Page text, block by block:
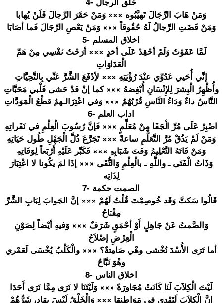
وَمَنْ هَابَ الرِّجَالَ تَهيَّبُوه ××× وَمَنْ حَقَرَ الرِّجالَ فَلَنْ يُهابا
وَمَنْ قَضَتِ الرِّجالُ لَهُ حُقُوقاً ××× وَمَنْ يَعْصِ الرِّجَالَ فَما أصَابَا
5- اخلاق المسلم
لَمَّا عَفَوْتُ وَلَمْ أحْقِدْ عَلَى أحَدٍ ××× أرَحْتُ نَفْسِي مِنْ هَمِّ
الْعَدَاوَاتِ
إنِّي أُحَيي عَدُوِّي عنْدَ رُؤْيَتِهِ ××× لأِدْفَعَ الشَّرَّ عَنِّي بِالتَّحِيَّاتِ
وأُظْهِرُ الْبِشرَ لِلإِنْسَانِ أُبْغِضهُ ××× كما إنْ قدْ حَشى قَلْبي مَحَبَّاتِ
النَّاسُ داءٌ وَدَاءُ النَّاسِ قُرْبُهُمُ ××× وَفي اعْتِزَالـهمُ قطْعُ الْمَوَدَّاتِ
6- اداب العلم
اصْبِرْ عَلَى مُرِّ الْجَفَا مِنْ مُعَلِّمٍ ××× فَإنَّ رُسُوبَ الْعِلْمِ في نَفَراتِهِ
وَمَنْ لَمْ يَذُقْ مُرَّ التَّعَلُّمِ ساعةً ××× تَجَرَّعَ ذُلَّ الْجَهْلِ طُول حَيَاتِهِ
وَمَنْ فَاتَهُ التَّعْلِيمُ وَقتَ شَبَابِهِ ××× فَكَبِّر عَلَيْهِ أَرْبَعاً لِوَفَاتِه
وَذَاتُ الْفَتَى ـ واللَّهِ ـ بالْعِلْمِ وَالتُّقَى ××× إذَا لمَ يكُونا لا اعْتِبَارَ
لِذَاتِه
7- الصمت حكمة
قَالُوا سَكتَّ وَقَد خُوصِمْتَ قُلْتُ لَهُمْ ××× إنَّ الجَوابَ لِبَابِ الشَّرِّ
مِفْتاحُ
وَالصَّمتُ عَنْ جَاهِلٍ أَوْ أحْمَقٍ شَرَفٌ ××× وَفيهِ أيْضاً لِصَوْنِ
الْعِرْضِ إصْلاَحُ
أما تَرَى الأُسْدَ تُخْشى وهْي صَامِتةٌ؟ ××× والْكَلْبُ يُخْسَى لَعَمْري
وهْوَ نَبَّاحُ
8- اخلاق الناس
لَيْتَ الْكِلاَبَلَنَا كَانَتْ مُجَاورَةً ××× وَلَيْتَنَا لا نَرَى مِمَّا نَرَى أَحَدَا
إِنَّ الْكِلاَبَلَتَهْدي في مَوَاطِنِهَا ××× وَالْخَلْقُ لَيْسَ بهَادٍ، شَرُّهُمْ